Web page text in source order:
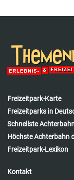
Freizeitpark-Karte
Freizeitparks in
Schnellste
Höchste Achterbahn
Freizeitpark-Lexikon
Kontakt